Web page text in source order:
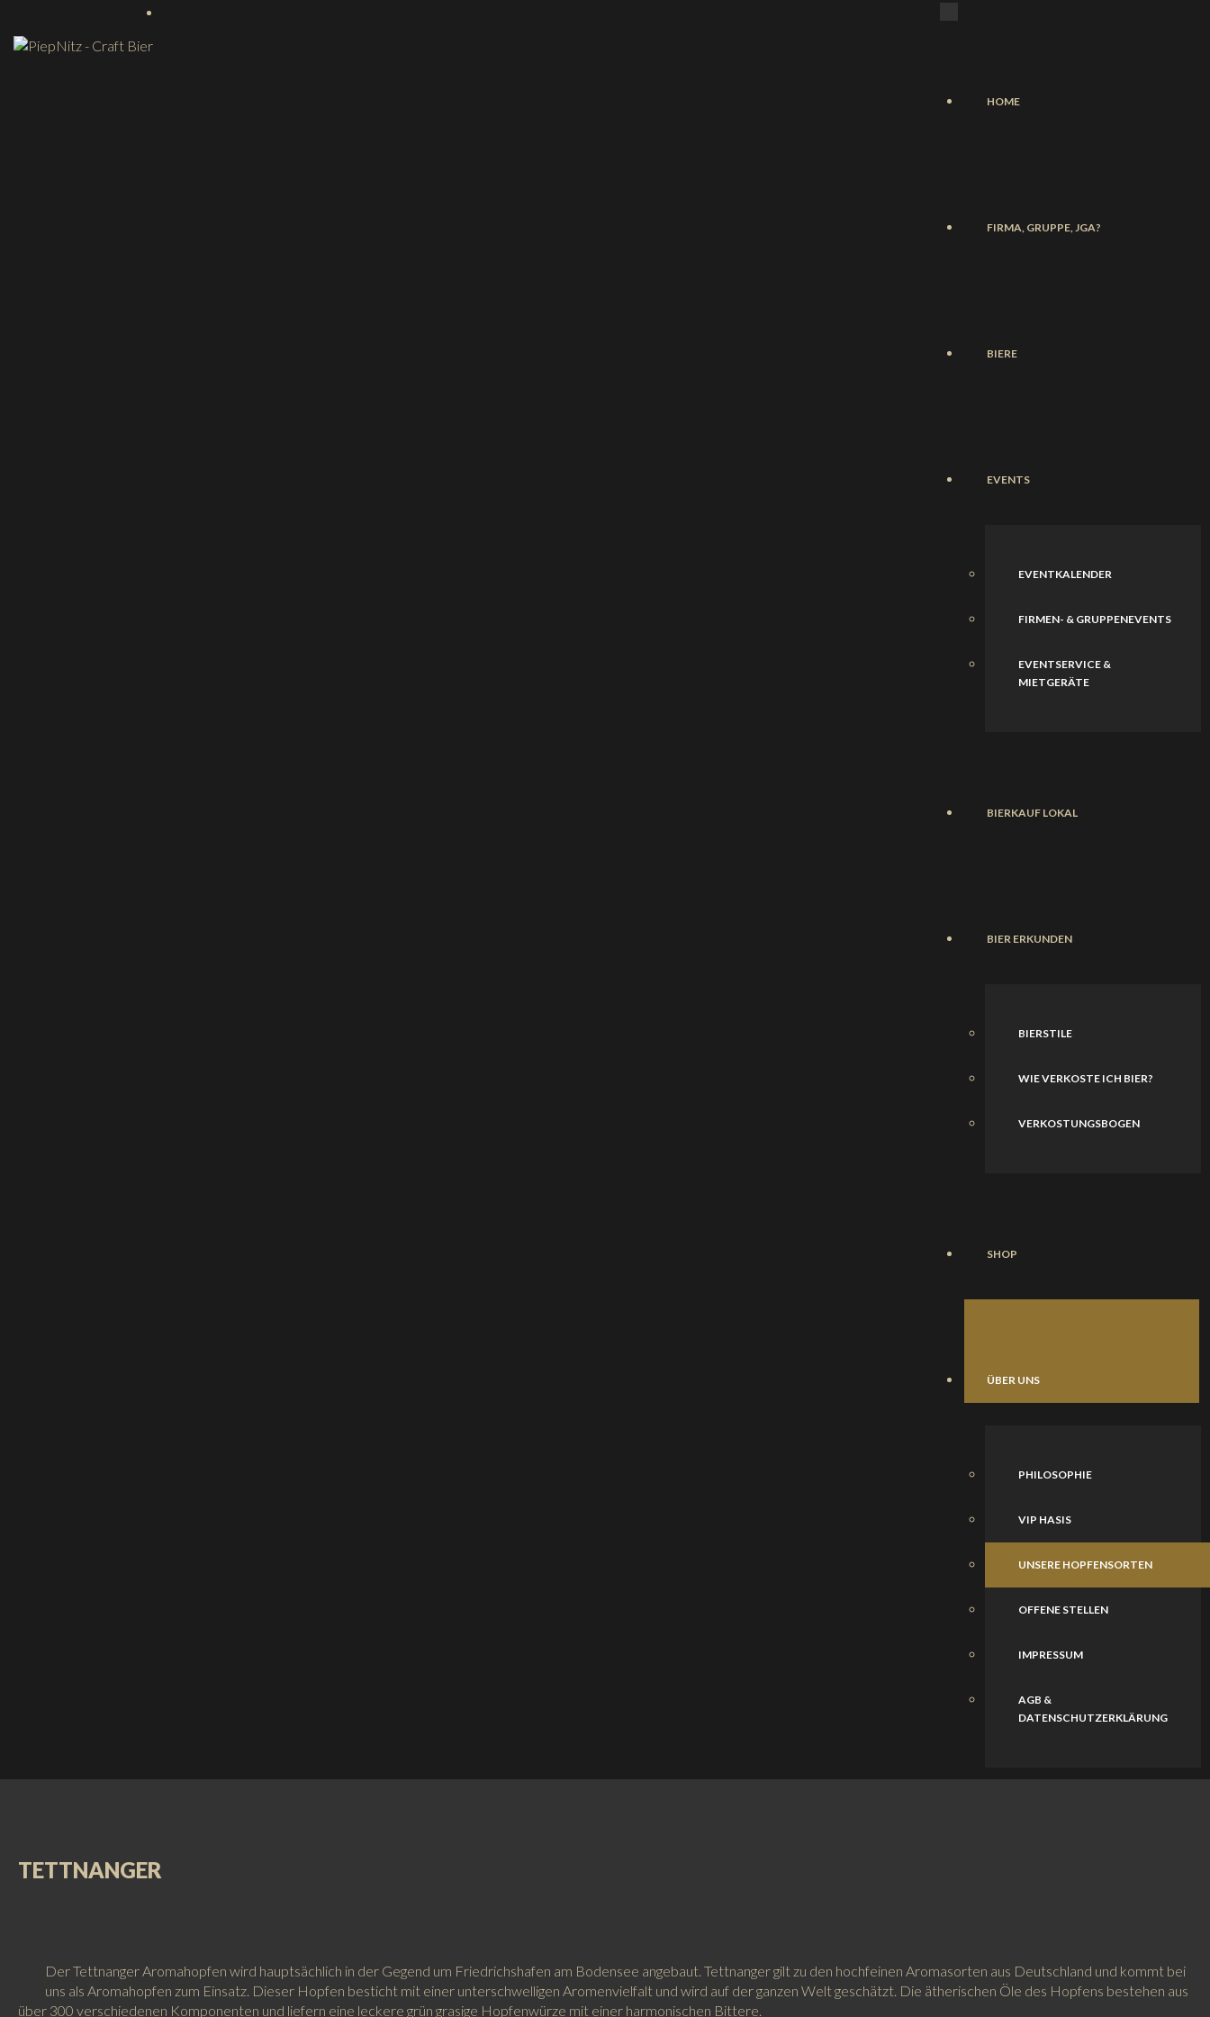
HOME
FIRMA, GRUPPE, JGA?
BIERE
EVENTS
EVENTKALENDER
FIRMEN- & GRUPPENEVENTS
EVENTSERVICE &
MIETGERÄTE
BIERKAUF LOKAL
BIER ERKUNDEN
BIERSTILE
WIE VERKOSTE ICH BIER?
VERKOSTUNGSBOGEN
SHOP
ÜBER UNS
PHILOSOPHIE
VIP HASIS
UNSERE HOPFENSORTEN
OFFENE STELLEN
IMPRESSUM
AGB &
DATENSCHUTZERKLÄRUNG
TETTNANGER
Der Tettnanger Aromahopfen wird hauptsächlich in der Gegend um Friedrichshafen am Bodensee angebaut. Tettnanger gilt zu den hochfeinen Aromasorten aus Deutschland und kommt bei
uns als Aromahopfen zum Einsatz. Dieser Hopfen besticht mit einer unterschwelligen Aromenvielfalt und wird auf der ganzen Welt geschätzt. Die ätherischen Öle des Hopfens bestehen aus
über 300 verschiedenen Komponenten und liefern eine leckere grün grasige Hopfenwürze mit einer harmonischen Bittere.